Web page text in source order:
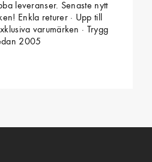
leveranser. Senaste nytt
Enkla returer · Upp till
varumärken · Trygg
2005